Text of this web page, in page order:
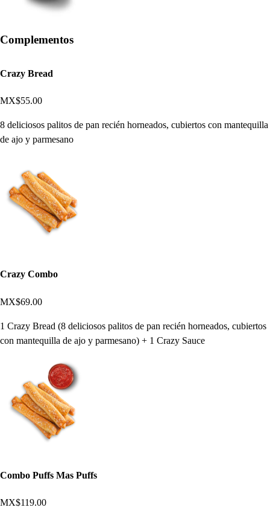
Complementos
Crazy Bread
MX$55.00
8 deliciosos palitos de pan recién horneados, cubiertos con mantequilla
de ajo y parmesano
Crazy Combo
MX$69.00
1 Crazy Bread (8 deliciosos palitos de pan recién horneados, cubiertos
con mantequilla de ajo y parmesano) + 1 Crazy Sauce
Combo Puffs Mas Puffs
MX$119.00